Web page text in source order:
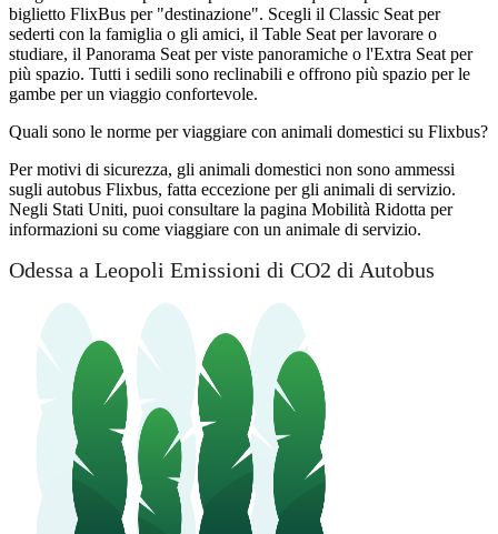
biglietto FlixBus per "destinazione". Scegli il Classic Seat per
sederti con la famiglia o gli amici, il Table Seat per lavorare o
studiare, il Panorama Seat per viste panoramiche o l'Extra Seat per
più spazio. Tutti i sedili sono reclinabili e offrono più spazio per le
gambe per un viaggio confortevole.
Quali sono le norme per viaggiare con animali domestici su Flixbus?
Per motivi di sicurezza, gli animali domestici non sono ammessi
sugli autobus Flixbus, fatta eccezione per gli animali di servizio.
Negli Stati Uniti, puoi consultare la pagina Mobilità Ridotta per
informazioni su come viaggiare con un animale di servizio.
Odessa a Leopoli Emissioni di CO2 di Autobus